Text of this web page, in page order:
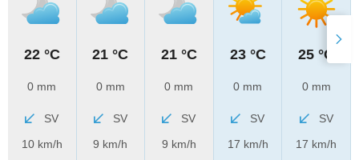
22 °C
0 mm
SV
10 km/h
21 °C
0 mm
SV
9 km/h
21 °C
0 mm
SV
9 km/h
23 °C
0 mm
SV
17 km/h
25 °C
0 mm
SV
17 km/h